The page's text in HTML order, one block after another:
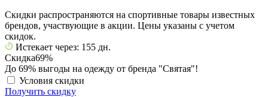
Скидки распространяются на спортивные товары известных
брендов, участвующие в акции. Цены указаны с учетом
скидок.
Истекает через: 155 дн.
Скидка69%
До 69% выгоды на одежду от бренда "Святая"!
Условия скидки
Получить скидку